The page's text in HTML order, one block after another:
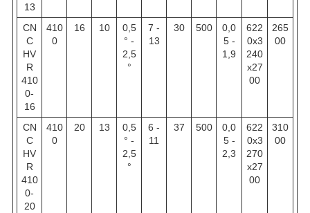
13
CN
C
HV
R
410
0-
16
410
0
16 10
0,5
° -
2,5
°
7 -
13
30 500
0,0
5 -
1,9
622
0х3
240
х27
00
265
00
CN
C
HV
R
410
0-
20
410
0
20 13
0,5
° -
2,5
°
6 -
11
37 500
0,0
5 -
2,3
622
0х3
270
х27
00
310
00